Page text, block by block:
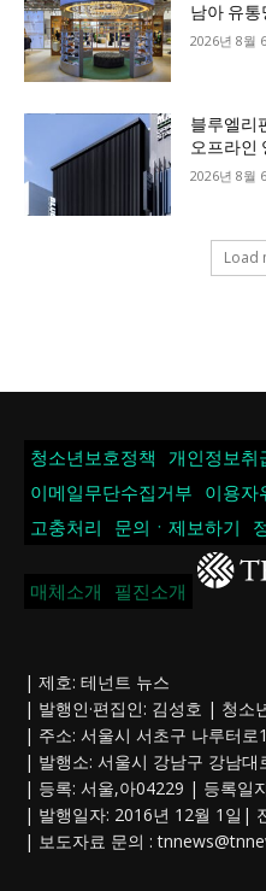
남아 유통
2026년 8월
블루엘리
오프라인
2026년 8월
Load
청소년보호정책 개인정보취
이메일무단수집거부
이용자
고충처리
문의ㆍ제보하기
매체소개 필진소개
| 제호: 테넌트 뉴스
| 발행인·편집인: 김성호 | 청소
| 주소: 서울시 서초구 나루터로
| 발행소: 서울시 강남구 강남
| 등록: 서울,아04229 | 등록일
| 발행일자: 2016년 12월 1일|
| 보도자료 문의 :